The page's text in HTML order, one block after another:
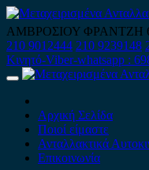
Skip
to
content
ΑΜΒΡΟΣΙΟΥ ΦΡΑΝΤΖΗ
210 9012444 210 9239148
Κινητό-Viber-whatsapp :
Primary
Αρχική Σελίδα
Ποιοί είμαστε
Ανταλλακτικά
Επικοινωνία